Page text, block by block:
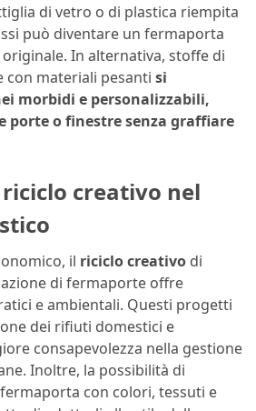
di vetro o di plastica riempita
può diventare un fermaporta
In alternativa, stoffe di
materiali pesanti si
morbidi e personalizzabili,
porte o finestre senza graffiare
creativo nel
il riciclo creativo di
di fermaporte offre
e ambientali. Questi progetti
dei rifiuti domestici e
consapevolezza nella gestione
Inoltre, la possibilità di
con colori, tessuti e